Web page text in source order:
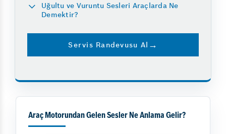
Uğultu ve Vuruntu Sesleri Araçlarda Ne
Demektir?
Servis Randevusu Al
Araç Motorundan Gelen Sesler Ne Anlama Gelir?